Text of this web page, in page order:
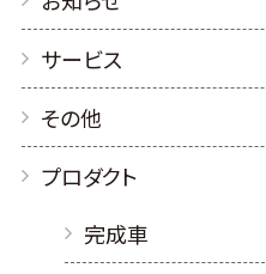
サービス
その他
プロダクト
完成車